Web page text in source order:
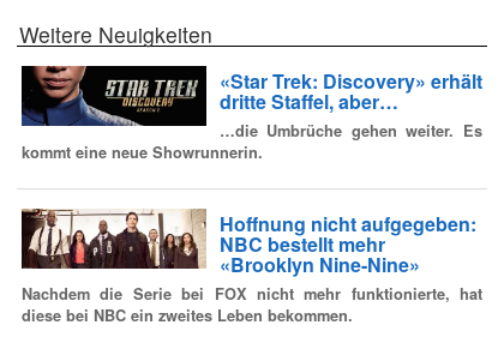
Weitere Neuigkeiten
«Star Trek: Discovery» erhält
dritte Staffel, aber…
…die Umbrüche gehen weiter. Es
kommt eine neue Showrunnerin.
Hoffnung nicht aufgegeben:
NBC bestellt mehr
«Brooklyn Nine-Nine»
Nachdem die Serie bei FOX nicht mehr funktionierte, hat
diese bei NBC ein zweites Leben bekommen.